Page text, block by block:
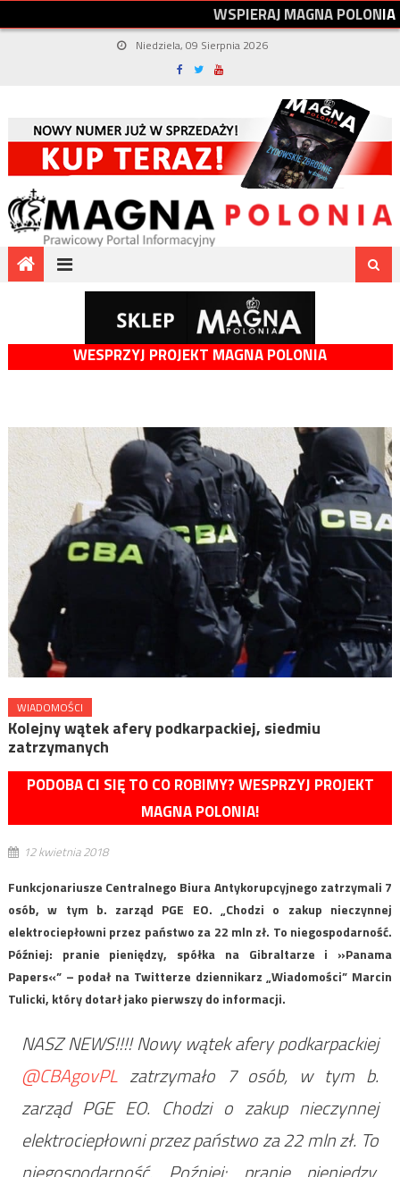
WSPIERAJMAGNAPOLONIA
Niedziela, 09 Sierpnia 2026
WESPRZYJ PROJEKT MAGNA POLONIA
WIADOMOŚCI
Kolejny wątek afery podkarpackiej, siedmiu
zatrzymanych
PODOBA CI SIĘ TO CO ROBIMY? WESPRZYJ PROJEKT
MAGNA POLONIA!
12 kwietnia 2018
Funkcjonariusze Centralnego Biura Antykorupcyjnego zatrzymali 7
osób, w tym b. zarząd PGE EO. „Chodzi o zakup nieczynnej
elektrociepłowni przez państwo za 22 mln zł. To niegospodarność.
Później: pranie pieniędzy, spółka na Gibraltarze i »Panama
Papers«” – podał na Twitterze dziennikarz „Wiadomości” Marcin
Tulicki, który dotarł jako pierwszy do informacji.
NASZ NEWS!!!! Nowy wątek afery podkarpackiej
@CBAgovPLzatrzymało 7 osób, w tym b.
zarząd PGE EO. Chodzi o zakup nieczynnej
elektrociepłowni przez państwo za 22 mln zł. To